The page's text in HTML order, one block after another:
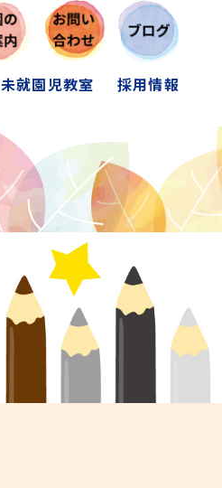
未就園児教室 採用情報